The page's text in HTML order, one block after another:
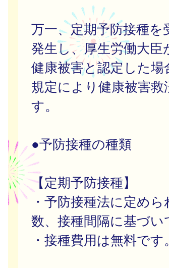
万一、定期予防接種
発生し、厚生労働大
健康被害と認定した
規定により健康被害
す。
●予防接種の種類
【定期予防接種】
・予防接種法に定め
数、接種間隔に基づい
・接種費用は無料です。